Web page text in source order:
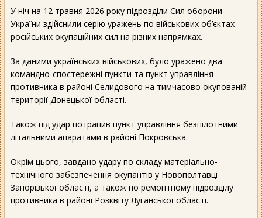
У ніч на 12 травня 2026 року підрозділи Сил оборони
України здійснили серію уражень по військових об’єктах
російських окупаційних сил на різних напрямках.
За даними українських військових, було уражено два
командно-спостережні пункти та пункт управління
противника в районі Селидового на тимчасово окупованій
території Донецької області.
Також під удар потрапив пункт управління безпілотними
літальними апаратами в районі Покровська.
Окрім цього, завдано удару по складу матеріально-
технічного забезпечення окупантів у Новополтавці
Запорізької області, а також по ремонтному підрозділу
противника в районі Розквіту Луганської області.